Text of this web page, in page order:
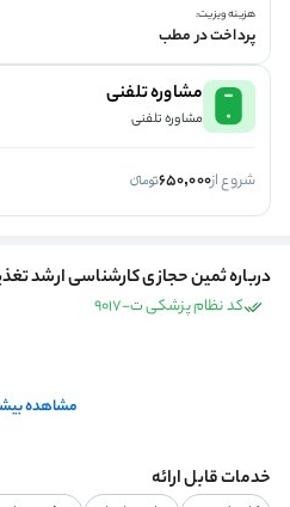
هزینه ویزیت:
پرداخت در مطب
مشاوره تلفنی
مشاوره تلفنی
شروع از650,000
درباره ثمین حجازی کارشناسی ارشد
کد نظام پزشکی ت-9017
مشاهده
خدمات قابل ارائه